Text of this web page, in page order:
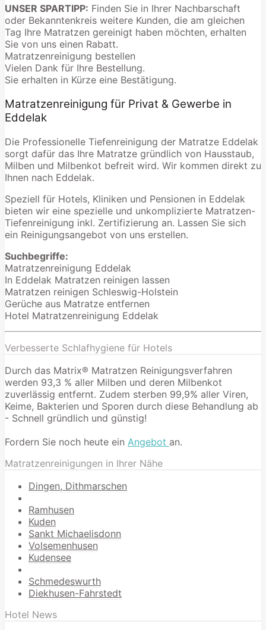
UNSER SPARTIPP: Finden Sie in Ihrer Nachbarschaft
oder Bekanntenkreis weitere Kunden, die am gleichen
Tag Ihre Matratzen gereinigt haben möchten, erhalten
Sie von uns einen Rabatt.
Matratzenreinigung bestellen
Vielen Dank für Ihre Bestellung.
Sie erhalten in Kürze eine Bestätigung.
Matratzenreinigung für Privat & Gewerbe in
Eddelak
Die Professionelle Tiefenreinigung der Matratze Eddelak
sorgt dafür das Ihre Matratze gründlich von Hausstaub,
Milben und Milbenkot befreit wird. Wir kommen direkt zu
Ihnen nach Eddelak.
Speziell für Hotels, Kliniken und Pensionen in Eddelak
bieten wir eine spezielle und unkomplizierte Matratzen-
Tiefenreinigung inkl. Zertifizierung an. Lassen Sie sich
ein Reinigungsangebot von uns erstellen.
Suchbegriffe:
Matratzenreinigung Eddelak
In Eddelak Matratzen reinigen lassen
Matratzen reinigen Schleswig-Holstein
Gerüche aus Matratze entfernen
Hotel Matratzenreinigung Eddelak
Verbesserte Schlafhygiene für Hotels
Durch das Matrix® Matratzen Reinigungsverfahren
werden 93,3 % aller Milben und deren Milbenkot
zuverlässig entfernt. Zudem sterben 99,9% aller Viren,
Keime, Bakterien und Sporen durch diese Behandlung ab
- Schnell gründlich und günstig!
Fordern Sie noch heute ein Angebot an.
Matratzenreinigungen in Ihrer Nähe
Dingen, Dithmarschen
Ramhusen
Kuden
Sankt Michaelisdonn
Volsemenhusen
Kudensee
Schmedeswurth
Diekhusen-Fahrstedt
Hotel News